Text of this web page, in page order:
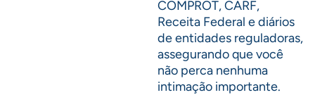
COMPROT, CARF,
Receita Federal e diários
de entidades reguladoras,
assegurando que você
não perca nenhuma
intimação importante.